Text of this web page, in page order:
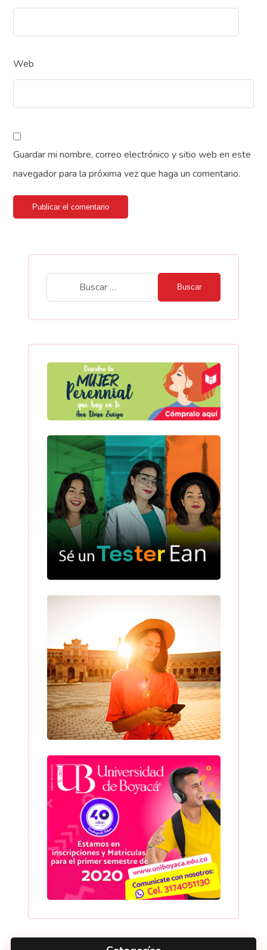
Web
Guardar mi nombre, correo electrónico y sitio web en este
navegador para la próxima vez que haga un comentario.
Publicar el comentario
Buscar